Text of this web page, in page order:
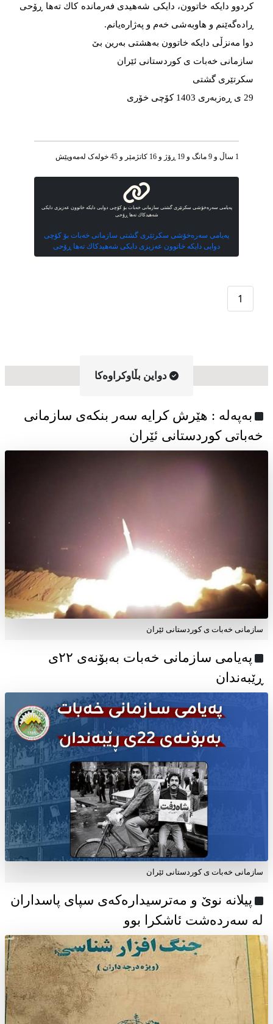
كردوو دایكە خاتوون، دايكى شەهیدی فەرماندە كاك تەها ڕۆحی
ڕادەگەێنم و هاوبەشی خەم و پەژارەیانم.
دوا مەنزڵی دایكە خاتوون بەهشتی بەرین بێ
سازمانی خەبات ی كوردستانی ئێران
سكرتێری گشتی
29 ی ڕەزبەری 1403 كۆچی خۆری
1 ساڵ و 9 مانگ و 19 ڕۆژ و 16 کاتژمێر و 45 خوله‌ک له‌مه‌وپێش‌
پەیامی سەرەخۆشی سکرتێری گشتی سازمانی خەبات بۆ كۆچی دوایی دایكە خاتوون عەزیزی دایكی
شەهیدكاك تەها ڕۆحی
پەیامی سەرەخۆشی سکرتێری گشتی سازمانی خەبات بۆ كۆچی
دوایی دایكە خاتوون عەزیزی دایكی شەهیدكاك تەها ڕۆحی
1
دواین بڵاوکراوه‌کا
به‌په‌له‌ : هێرش کرایە سەر بنکەی سازمانی
خەباتی کوردستانی ئێران
سازمانی خەبات ی کوردستانی ئێران
پەیامی سازمانی خەبات بەبۆنەی ۲۲ی
ڕێبەندان
سازمانی خەبات ی كوردستانی ئێران
پیلانە نوێ و مەترسیدارەکەی سپای پاسداران
لە سەردەشت ئاشکرا بوو